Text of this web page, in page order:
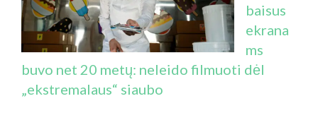
baisus
ekrana
ms
buvo net 20 metų: neleido filmuoti dėl
„ekstremalaus“ siaubo